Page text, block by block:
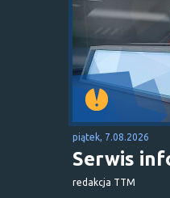
piątek, 7.08.2026
Serwis
redakcja TTM